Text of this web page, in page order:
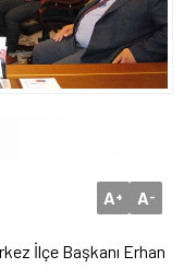
A+ A-
İlçe Başkanı Erhan